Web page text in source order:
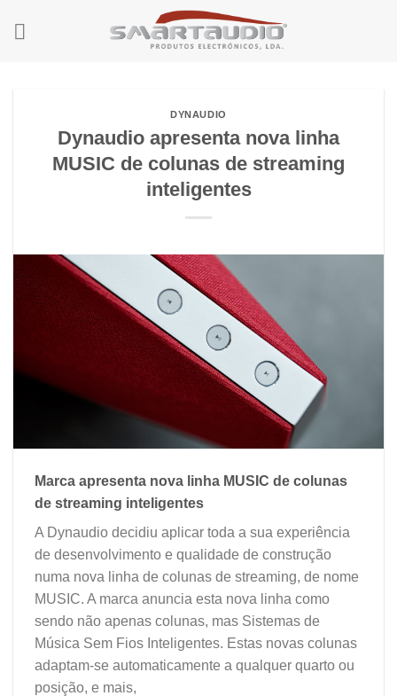
DYNAUDIO
Dynaudio apresenta nova linha
MUSIC de colunas de streaming
inteligentes
Marca apresenta nova linha MUSIC de colunas
de streaming inteligentes
A Dynaudio decidiu aplicar toda a sua experiência
de desenvolvimento e qualidade de construção
numa nova linha de colunas de streaming, de nome
MUSIC. A marca anuncia esta nova linha como
sendo não apenas colunas, mas Sistemas de
Música Sem Fios Inteligentes. Estas novas colunas
adaptam-se automaticamente a qualquer quarto ou
posição, e mais,